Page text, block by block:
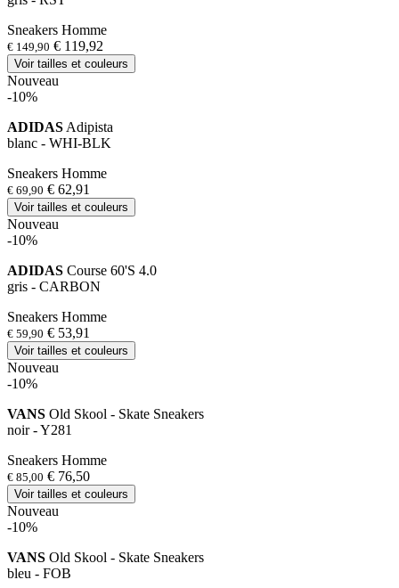
Sneakers Homme
€ 149,90 € 119,92
Voir tailles et couleurs
Nouveau
-10%
ADIDAS Adipista
blanc - WHI-BLK
Sneakers Homme
€ 69,90 € 62,91
Voir tailles et couleurs
Nouveau
-10%
ADIDAS Course 60'S 4.0
gris - CARBON
Sneakers Homme
€ 59,90 € 53,91
Voir tailles et couleurs
Nouveau
-10%
VANS Old Skool - Skate Sneakers
noir - Y281
Sneakers Homme
€ 85,00 € 76,50
Voir tailles et couleurs
Nouveau
-10%
VANS Old Skool - Skate Sneakers
bleu - FOB